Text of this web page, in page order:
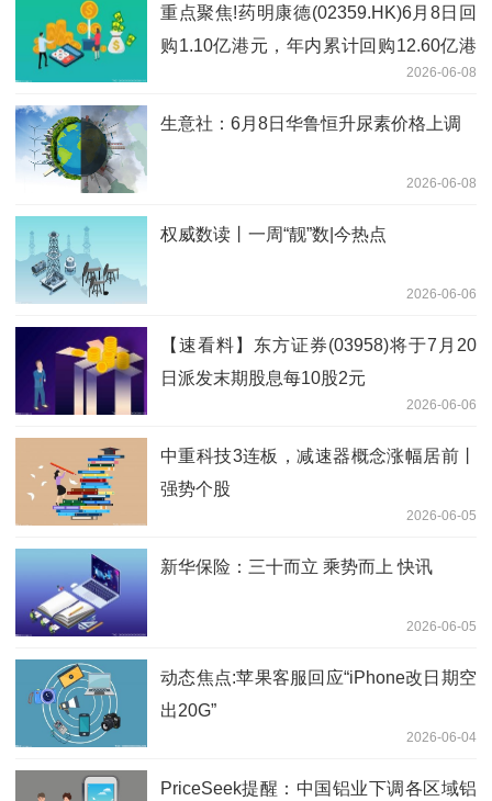
重点聚焦!药明康德(02359.HK)6月8日回
购1.10亿港元，年内累计回购12.60亿港
2026-06-08
生意社：6月8日华鲁恒升尿素价格上调
2026-06-08
权威数读丨一周“靓”数|今热点
2026-06-06
【速看料】东方证券(03958)将于7月20
日派发末期股息每10股2元
2026-06-06
中重科技3连板，减速器概念涨幅居前丨
强势个股
2026-06-05
新华保险：三十而立 乘势而上 快讯
2026-06-05
动态焦点:苹果客服回应“iPhone改日期空
出20G”
2026-06-04
PriceSeek提醒：中国铝业下调各区域铝